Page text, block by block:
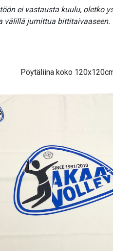
ei vastausta kuulu, oletko
välillä jumittua
Pöytäliina koko